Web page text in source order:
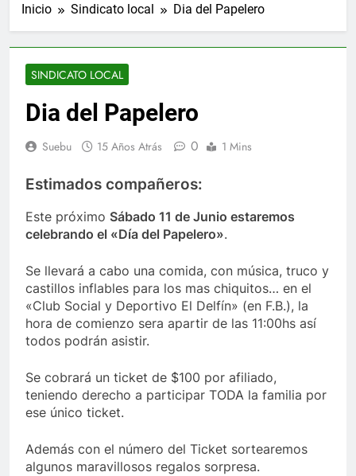
Inicio Sindicato local Dia del Papelero
SINDICATO LOCAL
Dia del Papelero
Suebu 15 Años Atrás 0 1 Mins
Estimados compañeros:
Este próximo Sábado 11 de Junio estaremos
celebrando el «Día del Papelero».
Se llevará a cabo una comida, con música, truco y
castillos inflables para los mas chiquitos… en el
«Club Social y Deportivo El Delfín» (en F.B.), la
hora de comienzo sera apartir de las 11:00hs así
todos podrán asistir.
Se cobrará un ticket de $100 por afiliado,
teniendo derecho a participar TODA la familia por
ese único ticket.
Además con el número del Ticket sortearemos
algunos maravillosos regalos sorpresa.